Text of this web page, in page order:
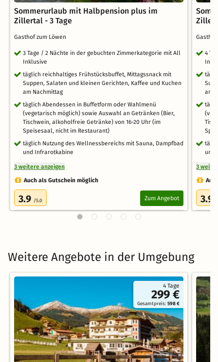
Sommerurlaub mit Halbpension plus im
Zillertal - 3 Tage
Gasthof zum Löwen
3 Tage / 2 Nächte in der gebuchten Zimmerkategorie mit All
Inklusive
täglich reichhaltiges Frühstücksbuffet, Mittagssnack mit
Suppen, Salaten und kleinen Gerichten, Kaffee und Kuchen
am Nachmittag
täglich Abendessen in Buffetform oder Wahlmenü
(vegetarisch möglich) sowie Auswahl an Getränken (Bier,
Tischwein, alkoholfreie Getränke) von 16-20 Uhr (im
Speisesaal, nicht im Restaurant)
täglich Nutzung des Wellnessbereichs mit Sauna, Dampfbad
und Infrarotkabine
3 weitere anzeigen
Auch als Gutschein möglich
3.9 /5.0 Zum Angebot
4
am
und
3
3.9
Weitere Angebote in der Umgebung
4 Tage
299 €
Gesamtpreis:598 €